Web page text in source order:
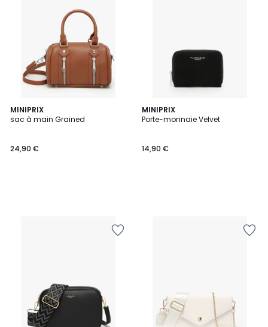
MINIPRIX
sac à main Grained
24,90 €
MINIPRIX
Porte-monnaie Velvet
14,90 €